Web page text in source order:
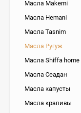
Масла Makemi
Масла Hemani
Масла Tasnim
Масла Ругуж
Масла Shiffa home
Масла Сеадан
Масла капусты
Масла крапивы